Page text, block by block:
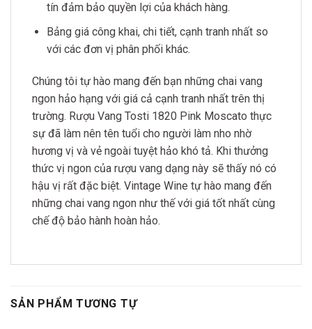
tín đảm bảo quyền lợi của khách hàng.
Bảng giá công khai, chi tiết, cạnh tranh nhất so
với các đơn vị phân phối khác.
Chúng tôi tự hào mang đến bạn những chai vang
ngon hảo hạng với giá cả cạnh tranh nhất trên thị
trường. Rượu Vang Tosti 1820 Pink Moscato thực
sự đã làm nên tên tuổi cho người làm nho nhờ
hương vị và vẻ ngoài tuyệt hảo khó tả. Khi thưởng
thức vị ngon của rượu vang dạng này sẽ thấy nó có
hậu vị rất đặc biệt. Vintage Wine tự hào mang đến
những chai vang ngon như thế với giá tốt nhất cùng
chế độ bảo hành hoàn hảo.
SẢN PHẨM TƯƠNG TỰ